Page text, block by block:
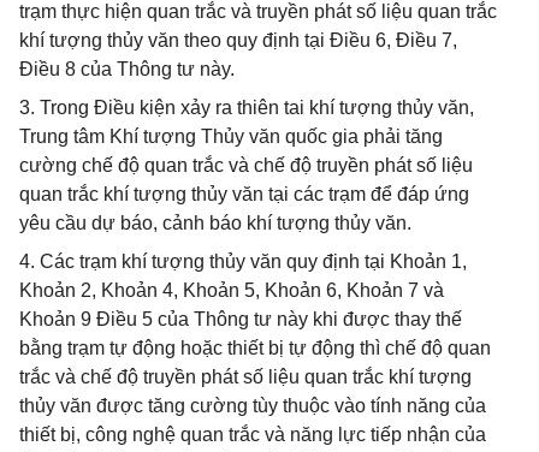
trạm thực hiện quan trắc và truyền phát số liệu quan trắc
khí tượng thủy văn theo quy định tại Điều 6, Điều 7,
Điều 8 của Thông tư này.
3. Trong Điều kiện xảy ra thiên tai khí tượng thủy văn,
Trung tâm Khí tượng Thủy văn quốc gia phải tăng
cường chế độ quan trắc và chế độ truyền phát số liệu
quan trắc khí tượng thủy văn tại các trạm để đáp ứng
yêu cầu dự báo, cảnh báo khí tượng thủy văn.
4. Các trạm khí tượng thủy văn quy định tại Khoản 1,
Khoản 2, Khoản 4, Khoản 5, Khoản 6, Khoản 7 và
Khoản 9 Điều 5 của Thông tư này khi được thay thế
bằng trạm tự động hoặc thiết bị tự động thì chế độ quan
trắc và chế độ truyền phát số liệu quan trắc khí tượng
thủy văn được tăng cường tùy thuộc vào tính năng của
thiết bị, công nghệ quan trắc và năng lực tiếp nhận của